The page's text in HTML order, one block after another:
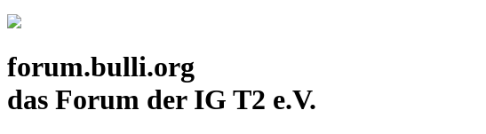
forum.bulli.org
das Forum der IG T2 e.V.